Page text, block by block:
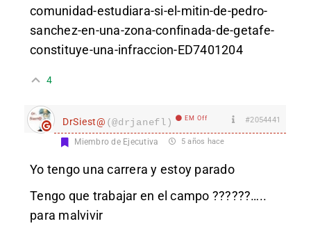
comunidad-estudiara-si-el-mitin-de-pedro-
sanchez-en-una-zona-confinada-de-getafe-
constituye-una-infraccion-ED7401204
4
DrSiest@ (@drjanefl) EM Off #2054441
Miembro de Ejecutiva 5 años hace
Yo tengo una carrera y estoy parado
Tengo que trabajar en el campo ??????…..
para malvivir